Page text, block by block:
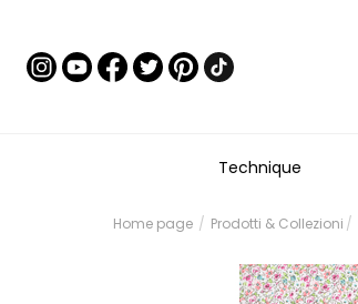
Technique
Home page Prodotti & Collezioni